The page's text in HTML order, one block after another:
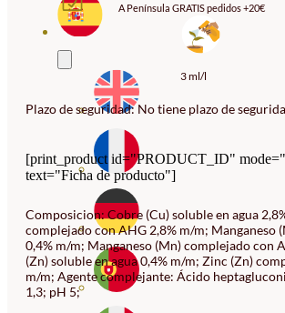
DESDE
18.90€
HASTA
A Península GRATIS pedidos +20€
3 ml/l
Plazo de seguridad: No tiene plazo de
[print_product id="PRODUCT_ID"
text="Ficha de producto"]
Composicion: Cobre (Cu) soluble en agua
complejado con AHG 2,8% m/m; Manganeso
0,4% m/m; Manganeso (Mn) complejado con
(Zn) soluble en agua 0,4% m/m; Zinc (Zn)
m/m; Agente complejante: Ácido
1,3; pH 5;